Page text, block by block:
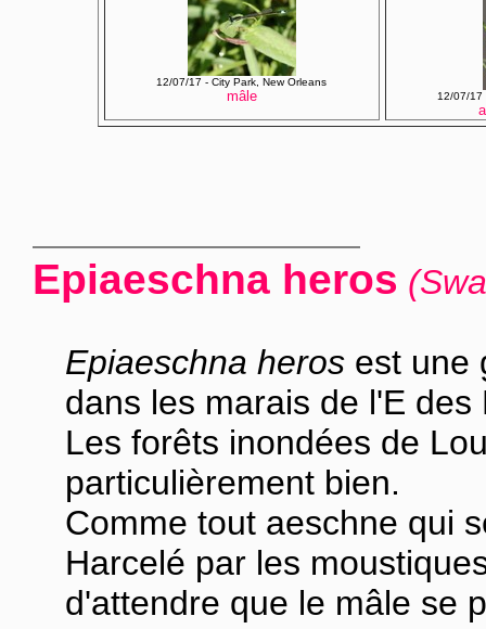
12/07/17 - City Park, New Orleans
mâle 12/07/17
Epiaeschna heros
Epiaeschna heros est une
dans les marais de l'E
Les forêts inondées de
particulièrement bien.
Comme tout aeschne qui
Harcelé par les
d'attendre que le mâle se